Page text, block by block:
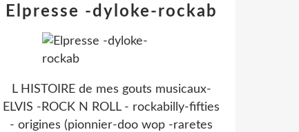
Elpresse -dyloke-rockab
L HISTOIRE de mes gouts musicaux-
ELVIS -ROCK N ROLL - rockabilly-fifties
- origines (pionnier-doo wop -raretes